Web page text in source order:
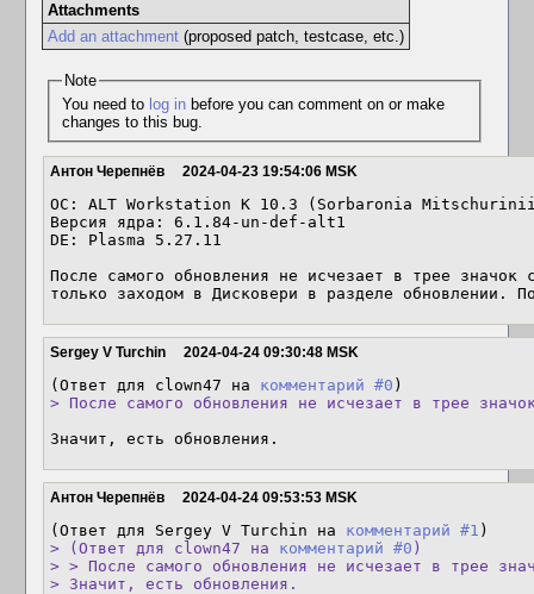
Attachments
Add an attachment(proposed patch, testcase, etc.)
Note
You need to log inbefore you can comment on or make
changes to this bug.
Антон Черепнёв 2024-04-23 19:54:06 MSK
OC: ALT Workstation K 10.3 (Sorbaronia
Версия ядра: 6.1.84-un-def-alt1
DE: Plasma 5.27.11
После самого обновления не исчезает в трее значок
только заходом в Дисковери в разделе обновлении.
Sergey V Turchin 2024-04-24 09:30:48 MSK
(Ответ для clown47 на комментарий #0
> После самого обновления не исчезает в трее
Значит, есть обновления.
Антон Черепнёв 2024-04-24 09:53:53 MSK
(Ответ для Sergey V Turchin на комментарий #1
> (Ответ для clown47 на комментарий #0 )
> > После самого обновления не исчезает в трее
> Значит, есть обновления.